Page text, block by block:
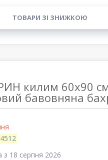
ТОВАРИ ЗІ ЗНИЖКОЮ
килим 60x90
бавовняна
з 18 серпня 2026